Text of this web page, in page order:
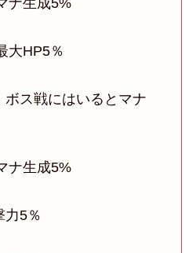
大HP5％
ボス戦にはいるとマナ
ナ生成5%
力5％